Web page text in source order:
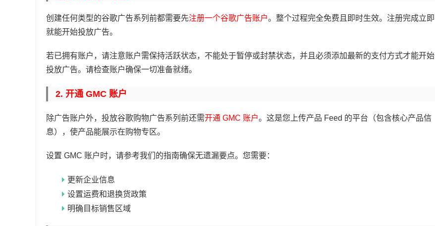
创建任何类型的谷歌广告系列前都需要先注册一个谷歌广告账户。整个过程完全免费且即时生效。注册完成立即
就能开始投放广告。
若已拥有账户，请注意账户需保持活跃状态，不能处于暂停或封禁状态，并且必须添加最新的支付方式才能开始
投放广告。请检查账户确保一切准备就绪。
2. 开通 GMC 账户
除广告账户外，投放谷歌购物广告系列前还需开通 GMC 账户。这是您上传产品 Feed 的平台（包含核心产品信
息），使产品能展示在购物专区。
设置 GMC 账户时，请参考我们的指南确保无遗漏要点。您需要：
更新企业信息
设置运费和退换货政策
明确目标销售区域